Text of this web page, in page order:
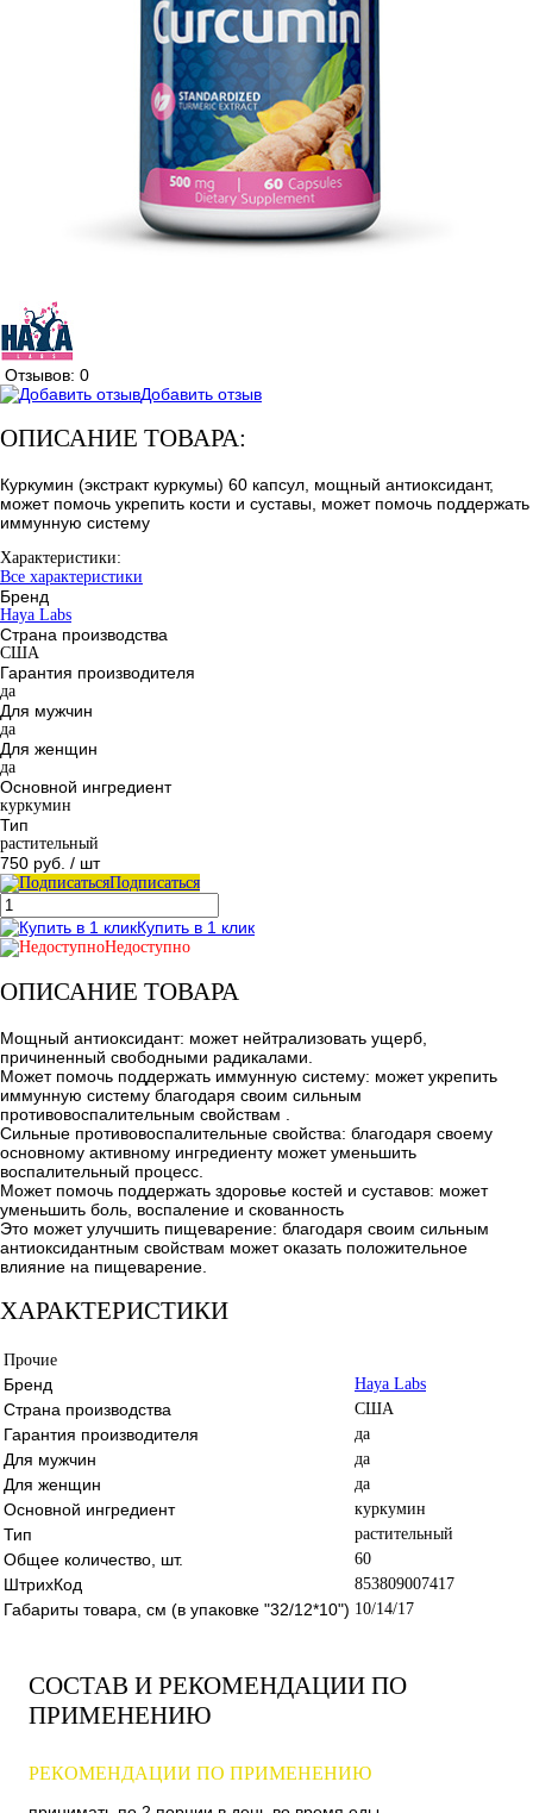
Отзывов: 0
Добавить отзыв
ОПИСАНИЕ ТОВАРА:
Куркумин (экстракт куркумы) 60 капсул, мощный антиоксидант,
может помочь укрепить кости и суставы, может помочь поддержать
иммунную систему
Характеристики:
Все характеристики
Бренд
Haya Labs
Страна производства
США
Гарантия производителя
да
Для мужчин
да
Для женщин
да
Основной ингредиент
куркумин
Тип
растительный
750 руб. / шт
Подписаться
Купить в 1 клик
Недоступно
ОПИСАНИЕ ТОВАРА
Мощный антиоксидант: может нейтрализовать ущерб,
причиненный свободными радикалами.
Может помочь поддержать иммунную систему: может укрепить
иммунную систему благодаря своим сильным
противовоспалительным свойствам .
Сильные противовоспалительные свойства: благодаря своему
основному активному ингредиенту может уменьшить
воспалительный процесс.
Может помочь поддержать здоровье костей и суставов: может
уменьшить боль, воспаление и скованность
Это может улучшить пищеварение: благодаря своим сильным
антиоксидантным свойствам может оказать положительное
влияние на пищеварение.
ХАРАКТЕРИСТИКИ
Прочие
Бренд Haya Labs
Страна производства США
Гарантия производителя да
Для мужчин да
Для женщин да
Основной ингредиент куркумин
Тип растительный
Общее количество, шт. 60
ШтрихКод 853809007417
Габариты товара, см (в упаковке "32/12*10") 10/14/17
СОСТАВ И РЕКОМЕНДАЦИИ ПО
ПРИМЕНЕНИЮ
РЕКОМЕНДАЦИИ ПО ПРИМЕНЕНИЮ